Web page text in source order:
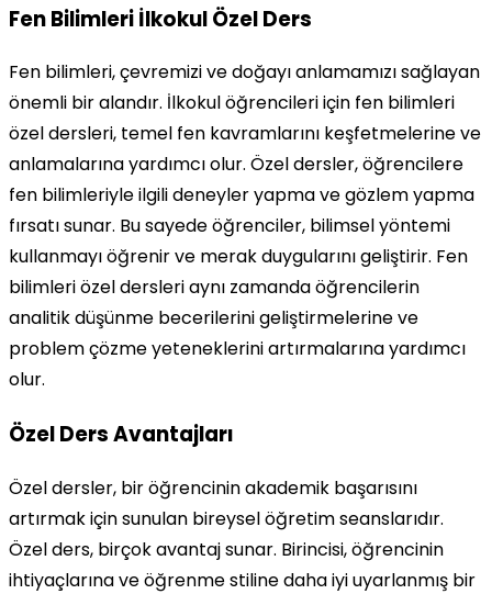
Fen Bilimleri İlkokul Özel Ders
Fen bilimleri, çevremizi ve doğayı anlamamızı sağlayan
önemli bir alandır. İlkokul öğrencileri için fen bilimleri
özel dersleri, temel fen kavramlarını keşfetmelerine ve
anlamalarına yardımcı olur. Özel dersler, öğrencilere
fen bilimleriyle ilgili deneyler yapma ve gözlem yapma
fırsatı sunar. Bu sayede öğrenciler, bilimsel yöntemi
kullanmayı öğrenir ve merak duygularını geliştirir. Fen
bilimleri özel dersleri aynı zamanda öğrencilerin
analitik düşünme becerilerini geliştirmelerine ve
problem çözme yeteneklerini artırmalarına yardımcı
olur.
Özel Ders Avantajları
Özel dersler, bir öğrencinin akademik başarısını
artırmak için sunulan bireysel öğretim seanslarıdır.
Özel ders, birçok avantaj sunar. Birincisi, öğrencinin
ihtiyaçlarına ve öğrenme stiline daha iyi uyarlanmış bir